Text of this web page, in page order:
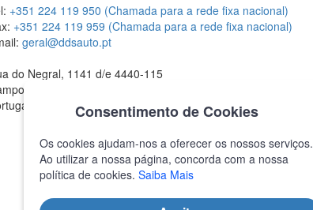
+351 224 119 950 (Chamada para a rede fixa nacional)
+351 224 119 959 (Chamada para a rede fixa nacional)
geral@ddsauto.pt
do Negral, 1141 d/e 4440-115
Valongo
Consentimento de Cookies
Os cookies ajudam-nos a oferecer os nossos serviços.
Ao utilizar a nossa página, concorda com a nossa
política de cookies. Saiba Mais